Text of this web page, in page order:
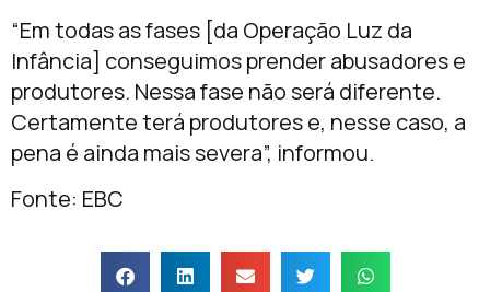
“Em todas as fases [da Operação Luz da
Infância] conseguimos prender abusadores e
produtores. Nessa fase não será diferente.
Certamente terá produtores e, nesse caso, a
pena é ainda mais severa”, informou.
Fonte: EBC